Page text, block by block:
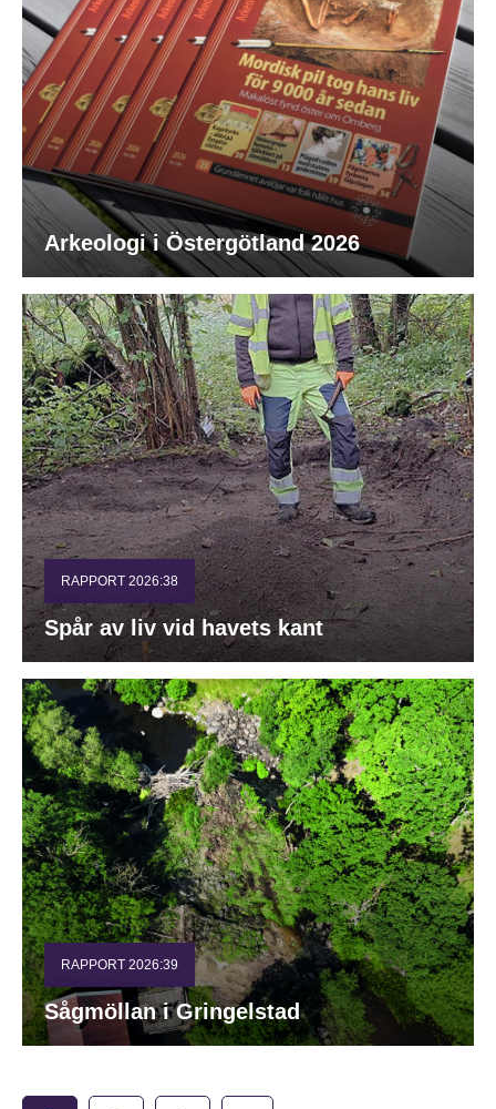
Arkeologi i Östergötland 2026
RAPPORT 2026:38
Spår av liv vid havets kant
RAPPORT 2026:39
Sågmöllan i Gringelstad